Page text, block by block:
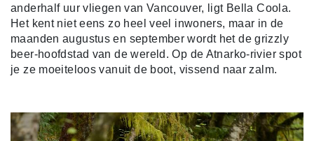
anderhalf uur vliegen van Vancouver, ligt Bella Coola.
Het kent niet eens zo heel veel inwoners, maar in de
maanden augustus en september wordt het de grizzly
beer-hoofdstad van de wereld. Op de Atnarko-rivier spot
je ze moeiteloos vanuit de boot, vissend naar zalm.